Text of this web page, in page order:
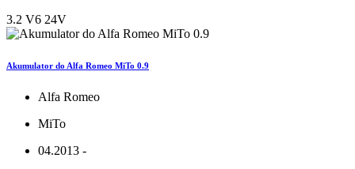
3.2 V6 24V
Akumulator do Alfa Romeo MiTo 0.9
Alfa Romeo
MiTo
04.2013 -